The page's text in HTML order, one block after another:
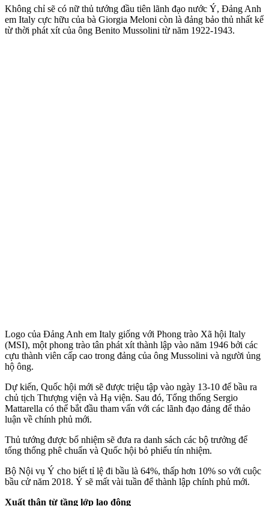
Không chỉ sẽ có nữ thủ tướng đầu tiên lãnh đạo nước Ý, Đảng Anh
em Italy cực hữu của bà Giorgia Meloni còn là đảng bảo thủ nhất kể
từ thời phá‌t xí‌t của ông Benito Mussolini từ năm 1922-1943.
Logo của Đảng Anh em Italy giống với Phong trào Xã hội Italy
(MSI), một phong trào tân phá‌t xí‌t thành lập vào năm 1946 bởi các
cựu thành viên cấp cao trong đảng của ông Mussolini và người ủng
hộ ông.
Dự kiến, Quốc hội mới sẽ được triệu tập vào ngày 13-10 để bầu ra
chủ tịch Thượng viện và Hạ viện. Sau đó, Tổng thống Sergio
Mattarella có thể bắt đầu tham vấn với các lãnh đạo đảng để thảo
luận về chính phủ mới.
Thủ tướng được bổ nhiệm sẽ đưa ra danh sách các bộ trưởng để
tổng thống phê chuẩn và Quốc hội bỏ phiếu tín nhiệm.
Bộ Nội vụ Ý cho biết tỉ lệ đi bầu là 64%, thấp hơn 10% so với cuộc
bầu cử năm 2018. Ý sẽ mất vài tuần để thành lập chính phủ mới.
Xuất thân từ tầng lớp lao động